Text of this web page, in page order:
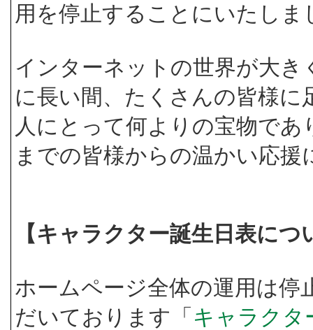
用を停止することにいたしま
インターネットの世界が大
に長い間、たくさんの皆様
人にとって何よりの宝物で
までの皆様からの温かい応
【キャラクター誕生日表に
ホームページ全体の運用は停
だいております「 キャラクタ